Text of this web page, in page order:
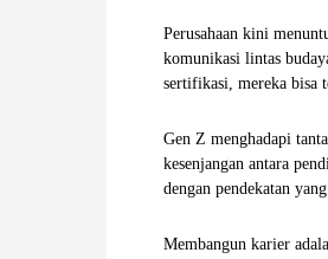
Perusahaan kini
komunikasi lintas
sertifikasi, mereka bisa
Gen Z menghadapi
kesenjangan antara
dengan pendekatan
Membangun karier